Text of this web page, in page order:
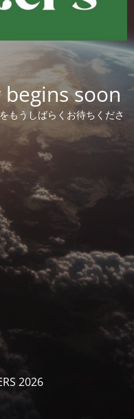
soon
もうしばらくお待ちくださ
2026